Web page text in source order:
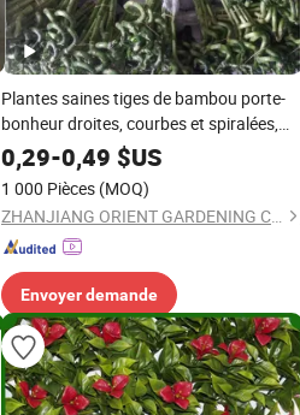
Plantes saines tiges de bambou porte-
bonheur droites, courbes et spiralées,
décoration intérieure bonsaï
0,29-0,49 $US
1 000 Pièces (MOQ)
ZHANJIANG ORIENT GARDENING CO., LTD.
Envoyer demande